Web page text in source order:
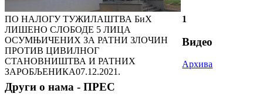
ПО НАЛОГУ ТУЖИЛАШТВА БиХ
ЛИШЕНО СЛОБОДЕ 5 ЛИЦА
ОСУМЊИЧЕНИХ ЗА РАТНИ ЗЛОЧИН
ПРОТИВ ЦИВИЛНОГ
СТАНОВНИШТВА И РАТНИХ
ЗАРОБЉЕНИКА07.12.2021.
1
Видео
Архива
Други о нама - ПРЕС